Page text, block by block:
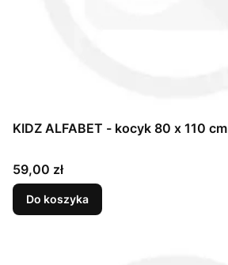
KIDZ ALFABET - kocyk 80 x 110 cm
Cena
59,00 zł
Do koszyka